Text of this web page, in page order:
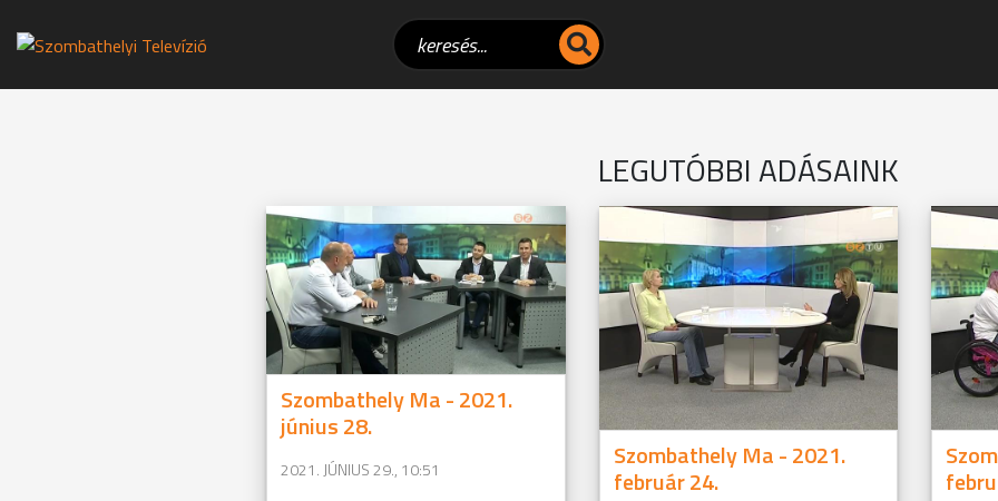
LEGUTÓBBI ADÁSAINK
Szombathely Ma - 2021.
június 28.
2021. JÚNIUS 29., 10:51 Szombathely Ma - 2021.
február 24.